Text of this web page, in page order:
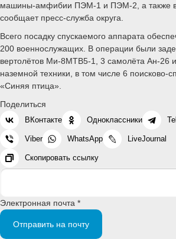
машины-амфибии ПЭМ-1 и ПЭМ-2, а также
сообщает пресс-служба округа.
Всего посадку спускаемого аппарата
200 военнослужащих. В операции были
вертолётов Ми-8МТВ5-1, 3 самолёта Ан-26
наземной техники, в том числе 6 поисково-
«Синяя птица».
Поделиться
ВКонтакте Одноклассники
Viber WhatsApp LiveJournal
Скопировать ссылку
Электронная почта *
Отправить на почту